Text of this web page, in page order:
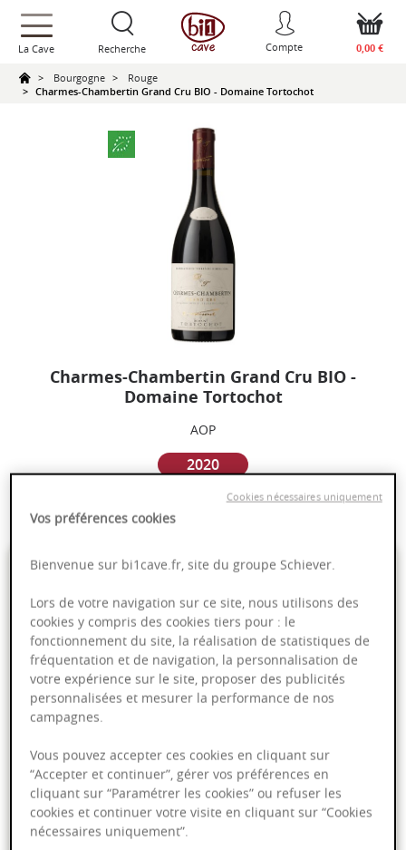
text.skipToContent
text.skipToNavigation
La Cave Recherche Compte 0,00 €
Bourgogne
Rouge
Charmes-Chambertin Grand Cru BIO - Domaine Tortochot
Charmes-Chambertin Grand Cru BIO -
Domaine Tortochot
AOP
2020
179,00 €
75cl- soit238,67 €/ L
Ajouter au panier
Livraison offerte dans nos points de vente
Emballage anti-casse
Paiement sécurisé
Vos préférences cookies
Bienvenue sur bi1cave.fr, site du groupe Schiever.
Lors de votre navigation sur ce site, nous utilisons des
cookies y compris des cookies tiers pour : le
fonctionnement du site, la réalisation de statistiques de
fréquentation et de navigation, la personnalisation de
votre expérience sur le site, proposer des publicités
personnalisées et mesurer la performance de nos
campagnes.
Vous pouvez accepter ces cookies en cliquant sur
“Accepter et continuer”, gérer vos préférences en
cliquant sur “Paramétrer les cookies” ou refuser les
cookies et continuer votre visite en cliquant sur “Cookies
nécessaires uniquement”.
Cookies nécessaires uniquement